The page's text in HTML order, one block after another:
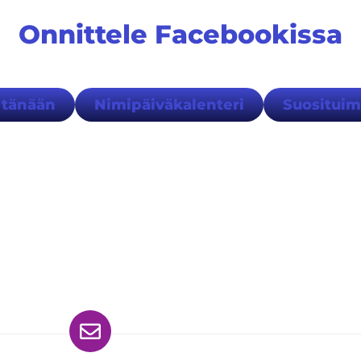
Onnittele Facebookissa
Nimipäiväkalenteri